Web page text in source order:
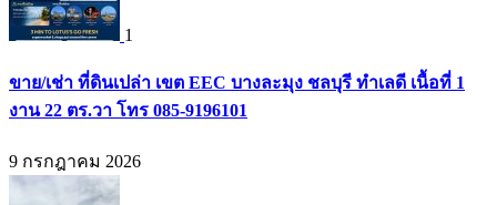
1
ขาย/เช่า ที่ดินเปล่า เขต EEC บางละมุง ชลบุรี ทำเลดี เนื้อที่ 1
งาน 22 ตร.วา โทร 085-9196101
9 กรกฎาคม 2026